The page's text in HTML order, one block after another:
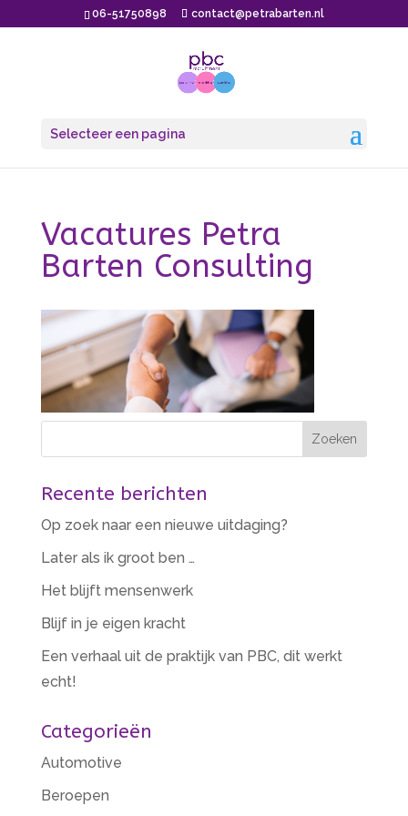
06-51750898 contact@petrabarten.nl
Selecteer een pagina
Vacatures Petra
Barten Consulting
Recente berichten
Op zoek naar een nieuwe uitdaging?
Later als ik groot ben …
Het blijft mensenwerk
Blijf in je eigen kracht
Een verhaal uit de praktijk van PBC, dit werkt
echt!
Categorieën
Automotive
Beroepen